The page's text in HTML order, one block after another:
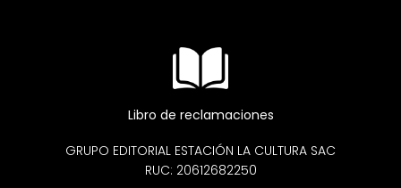
Libro de reclamaciones
GRUPO EDITORIAL ESTACIÓN LA CULTURA SAC
RUC: 20612682250